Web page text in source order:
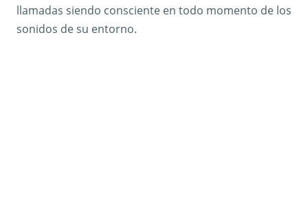
llamadas siendo consciente en todo momento de los
sonidos de su entorno.